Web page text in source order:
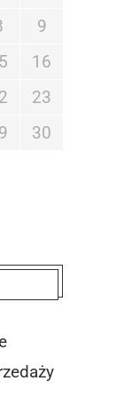
9
16
23
30